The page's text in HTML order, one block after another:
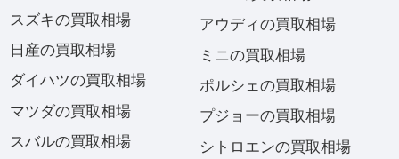
スズキの買取相場
日産の買取相場
ダイハツの買取相場
マツダの買取相場
スバルの買取相場
アウディの買取相場
ミニの買取相場
ポルシェの買取相場
プジョーの買取相場
シトロエンの買取相場